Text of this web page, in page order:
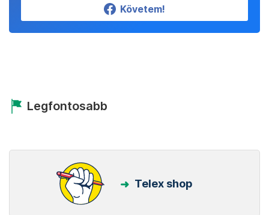
Követem!
Legfontosabb
Telex shop